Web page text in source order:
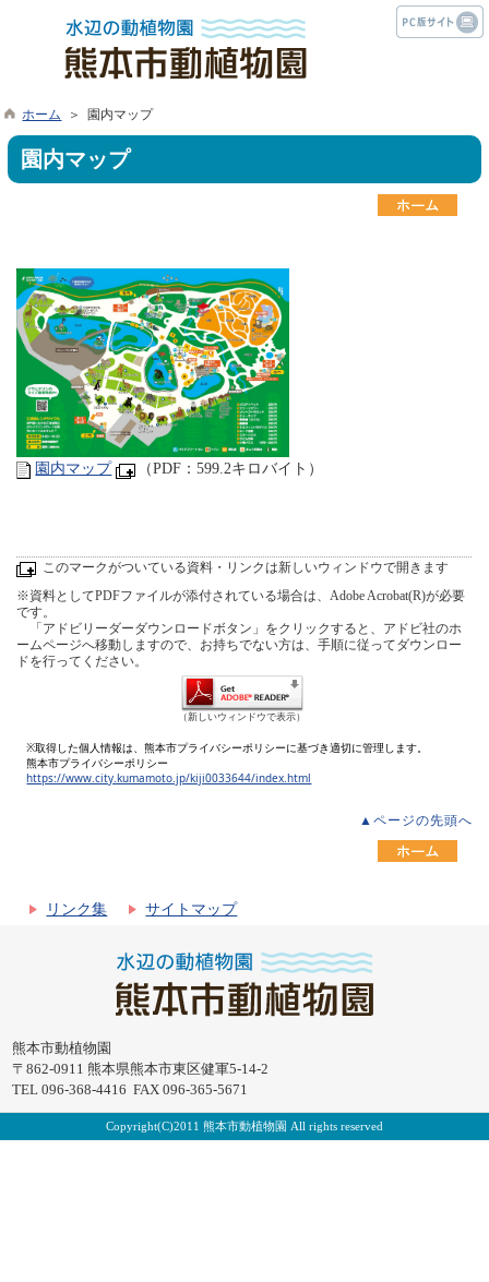
ホーム ＞ 園内マップ
園内マップ
園内マップ （PDF：599.2キロバイト）
このマークがついている資料・リンクは新しいウィンドウで開きます
※資料としてPDFファイルが添付されている場合は、Adobe Acrobat(R)が必要
です。
「アドビリーダーダウンロードボタン」をクリックすると、アドビ社のホ
ームページへ移動しますので、お持ちでない方は、手順に従ってダウンロー
ドを行ってください。
（新しいウィンドウで表示）
※取得した個人情報は、熊本市プライバシーポリシーに基づき適切に管理します。
熊本市プライバシーポリシー
https://www.city.kumamoto.jp/kiji0033644/index.html
▲ページの先頭へ
リンク集 サイトマップ
熊本市動植物園
〒862-0911 熊本県熊本市東区健軍5-14-2
TEL 096-368-4416 FAX 096-365-5671
Copyright(C)2011 熊本市動植物園 All rights reserved